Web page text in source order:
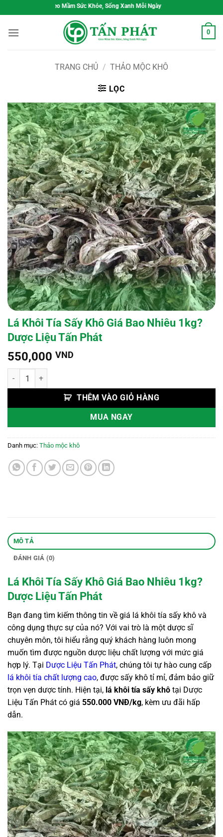
qua
nội
Gieo Mầm Sức Khỏe, Sống Xanh Mỗi Ngày
0
TRANG CHỦ / THẢO MỘC KHÔ
LỌC
Lá Khôi Tía Sấy Khô Giá Bao Nhiêu 1kg?
Dược Liệu Tấn Phát
550,000 VND
Lá Khôi Tía Sấy Khô Giá Bao Nhiêu 1kg? Dược Liệu Tấn Phát số
THÊM VÀO GIỎ HÀNG
MUA NGAY
Danh mục: Thảo mộc khô
MÔ TẢ
ĐÁNH GIÁ (0)
Lá Khôi Tía Sấy Khô Giá Bao Nhiêu 1kg?
Dược Liệu Tấn Phát
Bạn đang tìm kiếm thông tin về giá lá khôi tía sấy khô và
công dụng thực sự của nó? Với vai trò là một dược sĩ
chuyên môn, tôi hiểu rằng quý khách hàng luôn mong
muốn tìm được nguồn dược liệu chất lượng với mức giá
hợp lý. Tại Dược Liệu Tấn Phát, chúng tôi tự hào cung cấp
lá khôi tía chất lượng cao, được sấy khô tỉ mỉ, đảm bảo giữ
trọn vẹn dược tính. Hiện tại, lá khôi tía sấy khô tại Dược
Liệu Tấn Phát có giá 550.000 VNĐ/kg, kèm ưu đãi hấp
dẫn.